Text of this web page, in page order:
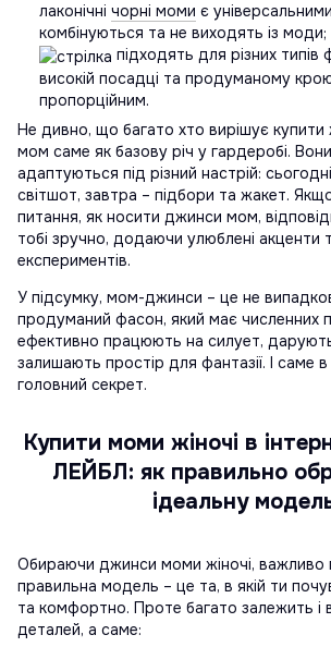
лаконічні чорні моми є
комбінуються та не виходять із моди;
підходять для різних типів
високій посадці та продуманому
пропорційним.
Не дивно, що багато хто вирішує купити
мом саме як базову річ у гардеробі.
адаптуються під різний настрій:
світшот, завтра – підбори та жакет.
питання, як носити джинси мом,
тобі зручно, додаючи улюблені акценти
експериментів.
У підсумку, мом-джинси – це не
продуманий фасон, який має численних
ефективно працюють на силует,
залишають простір для фантазії. І саме в
головний секрет.
Купити моми жіночі в
ЛЕЙБЛ: як правильно
ідеальну
Обираючи джинси моми жіночі, важливо
правильна модель – це та, в якій ти
та комфортно. Проте багато залежить і
деталей, а саме: